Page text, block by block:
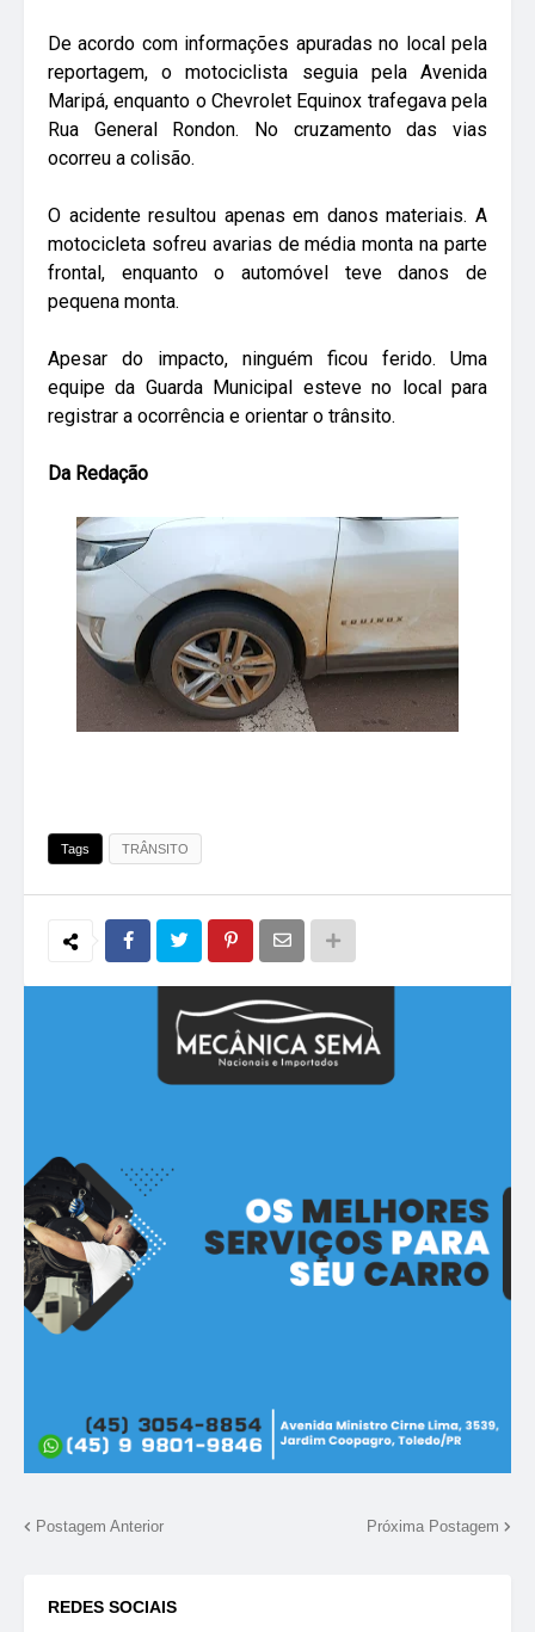
De acordo com informações apuradas no local pela
reportagem, o motociclista seguia pela Avenida
Maripá, enquanto o Chevrolet Equinox trafegava pela
Rua General Rondon. No cruzamento das vias
ocorreu a colisão.
O acidente resultou apenas em danos materiais. A
motocicleta sofreu avarias de média monta na parte
frontal, enquanto o automóvel teve danos de
pequena monta.
Apesar do impacto, ninguém ficou ferido. Uma
equipe da Guarda Municipal esteve no local para
registrar a ocorrência e orientar o trânsito.
Da Redação
Tags TRÂNSITO
Postagem Anterior Próxima Postagem
REDES SOCIAIS